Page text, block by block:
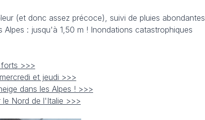
(et donc assez précoce), suivi de pluies abondantes
: jusqu'à 1,50 m ! Inondations catastrophiques
>>>
et jeudi >>>
dans les Alpes ! >>>
le Nord de l'Italie >>>